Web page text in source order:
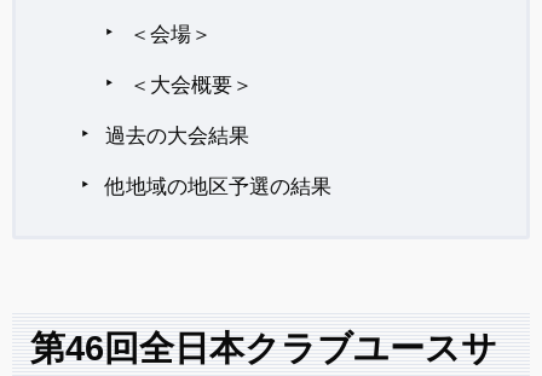
＜会場＞
＜大会概要＞
過去の大会結果
他地域の地区予選の結果
第46回全日本クラブユースサ